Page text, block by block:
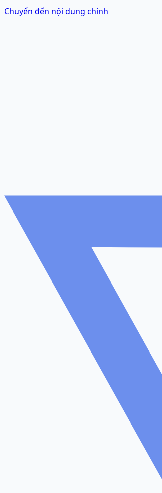
Chuyển đến nội dung chính